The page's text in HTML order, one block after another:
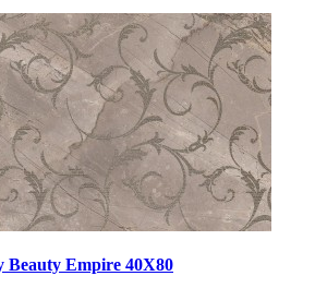
Empire 40X80